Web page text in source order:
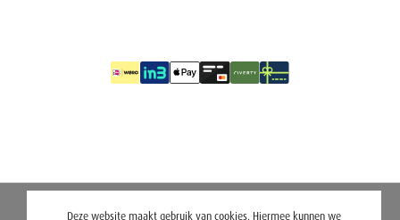
Deze website maakt gebruik van cookies. Hiermee kunnen we